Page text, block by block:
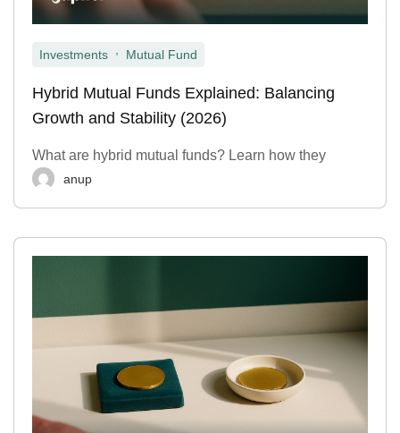
Investments , Mutual Fund
Hybrid Mutual Funds Explained: Balancing
Growth and Stability (2026)
What are hybrid mutual funds? Learn how they
anup